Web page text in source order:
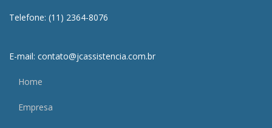
Telefone: (11) 2364-8076
E-mail: contato@jcassistencia.com.br
Home
Empresa